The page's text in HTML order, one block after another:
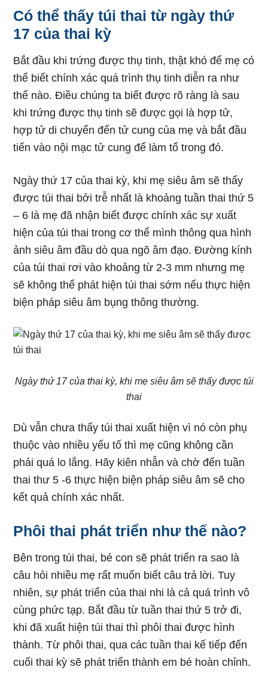
Có thể thấy túi thai từ ngày thứ
17 của thai kỳ
Bắt đầu khi trứng được thụ tinh, thật khó để mẹ có
thể biết chính xác quá trình thụ tinh diễn ra như
thế nào. Điều chúng ta biết được rõ ràng là sau
khi trứng được thụ tinh sẽ được gọi là hợp tử,
hợp tử di chuyển đến tử cung của mẹ và bắt đầu
tiến vào nội mạc tử cung để làm tổ trong đó.
Ngày thứ 17 của thai kỳ, khi mẹ siêu âm sẽ thấy
được túi thai bởi trễ nhất là khoảng tuần thai thứ 5
– 6 là mẹ đã nhận biết được chính xác sự xuất
hiện của túi thai trong cơ thể mình thông qua hình
ảnh siêu âm đầu dò qua ngõ âm đạo. Đường kính
của túi thai rơi vào khoảng từ 2-3 mm nhưng mẹ
sẽ không thể phát hiện túi thai sớm nếu thực hiện
biện pháp siêu âm bụng thông thường.
Ngày thứ 17 của thai kỳ, khi mẹ siêu âm sẽ thấy được túi
thai
Dù vẫn chưa thấy túi thai xuất hiện vì nó còn phụ
thuộc vào nhiều yếu tố thì mẹ cũng không cần
phải quá lo lắng. Hãy kiên nhẫn và chờ đến tuần
thai thư 5 -6 thực hiện biện pháp siêu âm sẽ cho
kết quả chính xác nhất.
Phôi thai phát triển như thế nào?
Bên trong túi thai, bé con sẽ phát triển ra sao là
câu hỏi nhiều mẹ rất muốn biết câu trả lời. Tuy
nhiên, sự phát triển của thai nhi là cả quá trình vô
cùng phức tạp. Bắt đầu từ tuần thai thứ 5 trở đi,
khi đã xuất hiện túi thai thì phôi thai được hình
thành. Từ phôi thai, qua các tuần thai kế tiếp đến
cuối thai kỳ sẽ phát triển thành em bé hoàn chỉnh.